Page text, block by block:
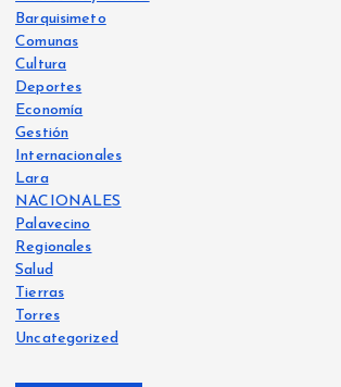
Barquisimeto
Comunas
Cultura
Deportes
Economía
Gestión
Internacionales
Lara
NACIONALES
Palavecino
Regionales
Salud
Tierras
Torres
Uncategorized